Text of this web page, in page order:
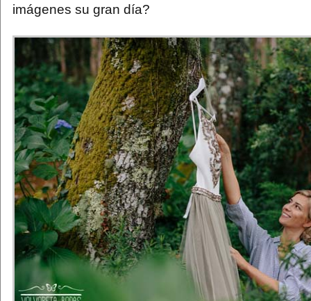
imágenes su gran día?